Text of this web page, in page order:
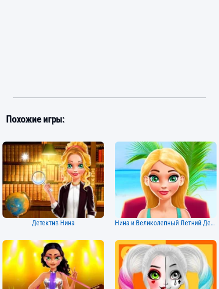
Похожие игры:
Детектив Нина Нина и Великолепный Летний День